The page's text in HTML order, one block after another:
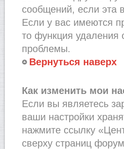
сообщений, если эта
Если у вас имеются
то функция удаления
проблемы.
Вернуться наверх
Как изменить мои
Если вы являетесь
ваши настройки
нажмите ссылку
сверху страниц